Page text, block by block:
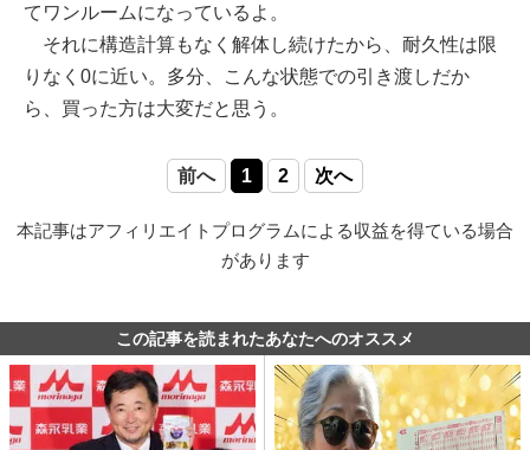
てワンルームになっているよ。
それに構造計算もなく解体し続けたから、耐久性は限
りなく0に近い。多分、こんな状態での引き渡しだか
ら、買った方は大変だと思う。
前へ 1 2 次へ
本記事はアフィリエイトプログラムによる収益を得ている場合
があります
この記事を読まれたあなたへのオススメ